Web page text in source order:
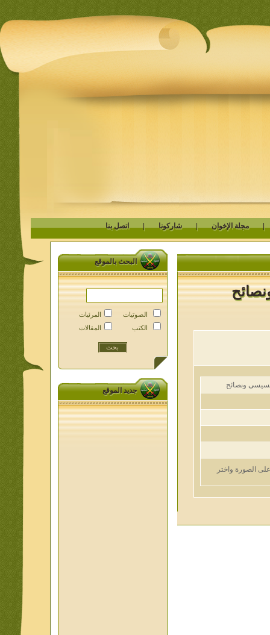
مجلة الإخوان | شاركونا | اتصل بنا
ونصائح
واختر
البحث بالموقع
الصوتيات
الكتب
المرئيات
المقالات
جديد الموقع